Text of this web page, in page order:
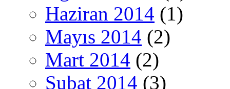
Haziran 2014 (1)
Mayıs 2014 (2)
Mart 2014 (2)
Şubat 2014 (3)